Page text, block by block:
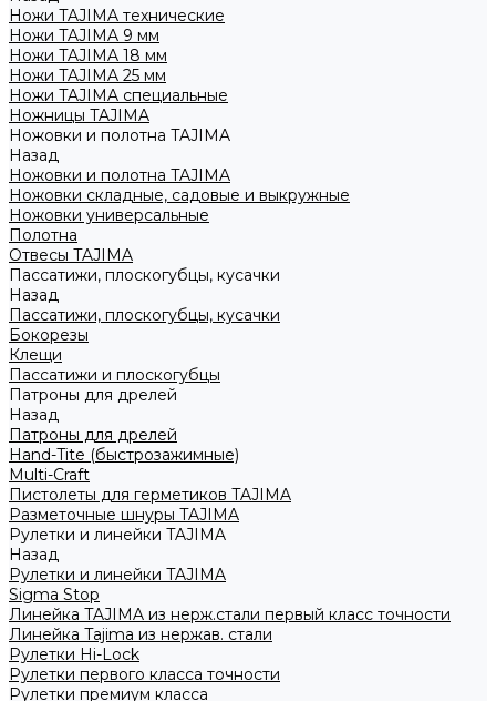
Ножи TAJIMA технические
Ножи TAJIMA 9 мм
Ножи TAJIMA 18 мм
Ножи TAJIMA 25 мм
Ножи TAJIMA специальные
Ножницы TAJIMA
Ножовки и полотна TAJIMA
Назад
Ножовки и полотна TAJIMA
Ножовки складные, садовые и выкружные
Ножовки универсальные
Полотна
Отвесы TAJIMA
Пассатижи, плоскогубцы, кусачки
Назад
Пассатижи, плоскогубцы, кусачки
Бокорезы
Клещи
Пассатижи и плоскогубцы
Патроны для дрелей
Назад
Патроны для дрелей
Hand-Tite (быстрозажимные)
Multi-Craft
Пистолеты для герметиков TAJIMA
Разметочные шнуры TAJIMA
Рулетки и линейки TAJIMA
Назад
Рулетки и линейки TAJIMA
Sigma Stop
Линейка TAJIMA из нерж.стали первый класс точности
Линейка Tajima из нержав. стали
Рулетки Hi-Lock
Рулетки первого класса точности
Рулетки премиум класса